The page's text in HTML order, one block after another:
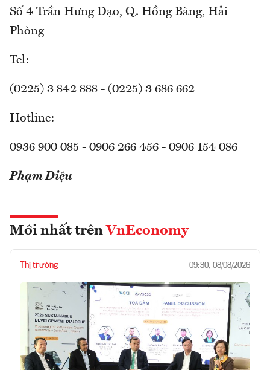
Số 4 Trần Hưng Đạo, Q. Hồng Bàng, Hải
Phòng
Tel:
(0225) 3 842 888 - (0225) 3 686 662
Hotline:
0936 900 085 - 0906 266 456 - 0906 154 086
Phạm Diệu
Mới nhất trên VnEconomy
Thị trường 09:30, 08/08/2026